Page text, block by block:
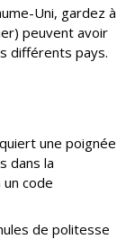
Uni, gardez à
peuvent avoir
différents pays.
une poignée
dans la
code
de politesse